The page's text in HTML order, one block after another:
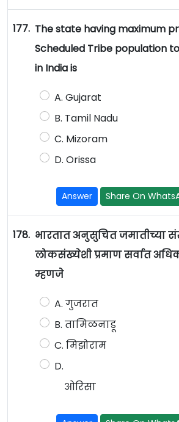
177. The state having maximum
Scheduled Tribe population
in India is
A. Gujarat
B. Tamil Nadu
C. Mizoram
D. Orissa
Answer Share On
178. भारतात अनुसुचित जमातीच्या
लोकसंख्येशी प्रमाण सर्वात
म्हणजे
A. गुजरात
B. तामिळनाडू
C. मिझोराम
D.
ओरिसा